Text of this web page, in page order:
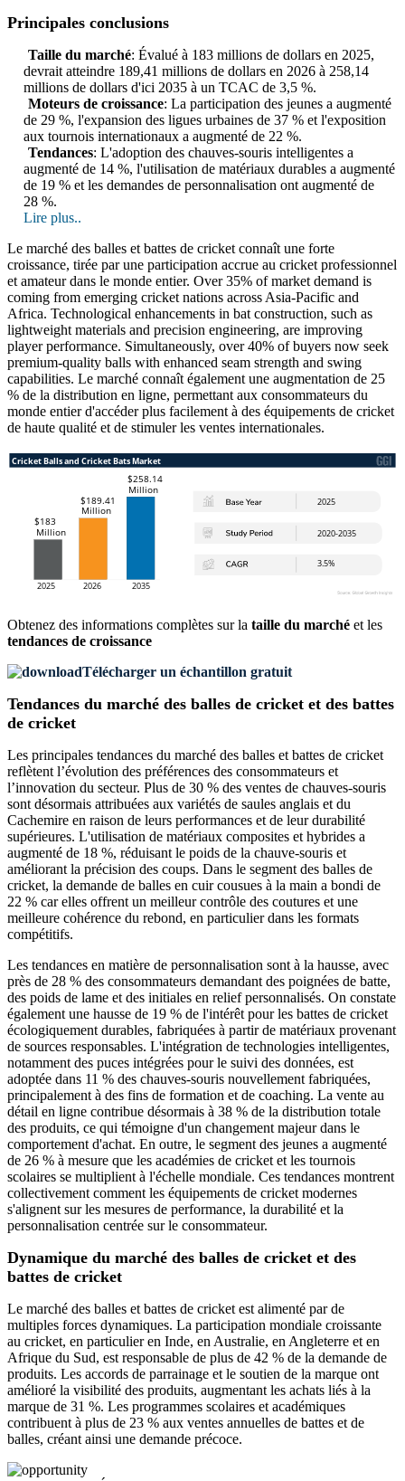
Principales conclusions
Taille du marché: Évalué à 183 millions de dollars en 2025,
devrait atteindre 189,41 millions de dollars en 2026 à 258,14
millions de dollars d'ici 2035 à un TCAC de 3,5 %.
Moteurs de croissance: La participation des jeunes a augmenté
de 29 %, l'expansion des ligues urbaines de 37 % et l'exposition
aux tournois internationaux a augmenté de 22 %.
Tendances: L'adoption des chauves-souris intelligentes a
augmenté de 14 %, l'utilisation de matériaux durables a augmenté
de 19 % et les demandes de personnalisation ont augmenté de
28 %.
Lire plus..
Le marché des balles et battes de cricket connaît une forte
croissance, tirée par une participation accrue au cricket professionnel
et amateur dans le monde entier. Over 35% of market demand is
coming from emerging cricket nations across Asia-Pacific and
Africa. Technological enhancements in bat construction, such as
lightweight materials and precision engineering, are improving
player performance. Simultaneously, over 40% of buyers now seek
premium-quality balls with enhanced seam strength and swing
capabilities. Le marché connaît également une augmentation de 25
% de la distribution en ligne, permettant aux consommateurs du
monde entier d'accéder plus facilement à des équipements de cricket
de haute qualité et de stimuler les ventes internationales.
Obtenez des informations complètes sur la taille du marché et les
tendances de croissance
Télécharger un échantillon gratuit
Tendances du marché des balles de cricket et des battes
de cricket
Les principales tendances du marché des balles et battes de cricket
reflètent l’évolution des préférences des consommateurs et
l’innovation du secteur. Plus de 30 % des ventes de chauves-souris
sont désormais attribuées aux variétés de saules anglais et du
Cachemire en raison de leurs performances et de leur durabilité
supérieures. L'utilisation de matériaux composites et hybrides a
augmenté de 18 %, réduisant le poids de la chauve-souris et
améliorant la précision des coups. Dans le segment des balles de
cricket, la demande de balles en cuir cousues à la main a bondi de
22 % car elles offrent un meilleur contrôle des coutures et une
meilleure cohérence du rebond, en particulier dans les formats
compétitifs.
Les tendances en matière de personnalisation sont à la hausse, avec
près de 28 % des consommateurs demandant des poignées de batte,
des poids de lame et des initiales en relief personnalisés. On constate
également une hausse de 19 % de l'intérêt pour les battes de cricket
écologiquement durables, fabriquées à partir de matériaux provenant
de sources responsables. L'intégration de technologies intelligentes,
notamment des puces intégrées pour le suivi des données, est
adoptée dans 11 % des chauves-souris nouvellement fabriquées,
principalement à des fins de formation et de coaching. La vente au
détail en ligne contribue désormais à 38 % de la distribution totale
des produits, ce qui témoigne d'un changement majeur dans le
comportement d'achat. En outre, le segment des jeunes a augmenté
de 26 % à mesure que les académies de cricket et les tournois
scolaires se multiplient à l'échelle mondiale. Ces tendances montrent
collectivement comment les équipements de cricket modernes
s'alignent sur les mesures de performance, la durabilité et la
personnalisation centrée sur le consommateur.
Dynamique du marché des balles de cricket et des
battes de cricket
Le marché des balles et battes de cricket est alimenté par de
multiples forces dynamiques. La participation mondiale croissante
au cricket, en particulier en Inde, en Australie, en Angleterre et en
Afrique du Sud, est responsable de plus de 42 % de la demande de
produits. Les accords de parrainage et le soutien de la marque ont
amélioré la visibilité des produits, augmentant les achats liés à la
marque de 31 %. Les programmes scolaires et académiques
contribuent à plus de 23 % aux ventes annuelles de battes et de
balles, créant ainsi une demande précoce.